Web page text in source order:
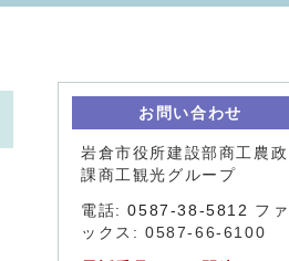
お問い合わせ
岩倉市役所建設部商工農政
課商工観光グループ
電話:0587-38-5812 ファ
ックス: 0587-66-6100